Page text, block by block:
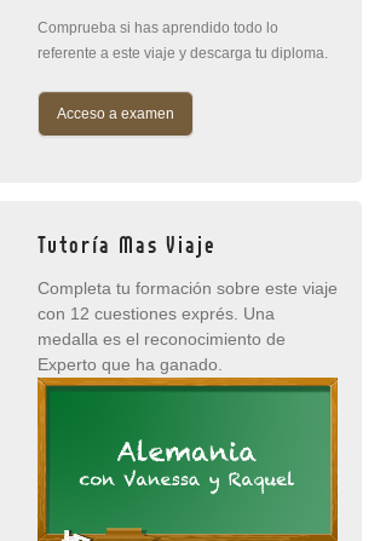
Comprueba si has aprendido todo lo
referente a este viaje y descarga tu diploma.
Acceso a examen
Tutoría Mas Viaje
Completa tu formación sobre este viaje
con 12 cuestiones exprés. Una
medalla es el reconocimiento de
Experto que ha ganado.